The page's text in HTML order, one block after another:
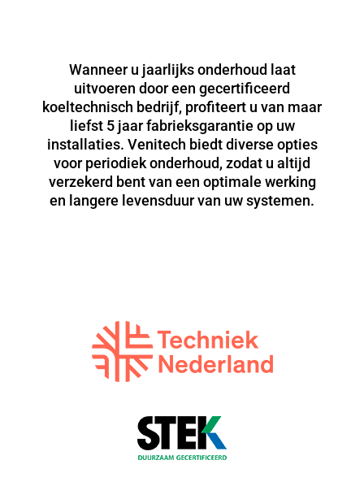
Wanneer u jaarlijks onderhoud laat
uitvoeren door een gecertificeerd
koeltechnisch bedrijf, profiteert u van maar
liefst 5 jaar fabrieksgarantie op uw
installaties. Venitech biedt diverse opties
voor periodiek onderhoud, zodat u altijd
verzekerd bent van een optimale werking
en langere levensduur van uw systemen.